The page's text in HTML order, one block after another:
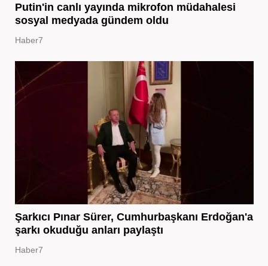
Putin'in canlı yayında mikrofon müdahalesi
sosyal medyada gündem oldu
Haber7
Şarkıcı Pınar Sürer, Cumhurbaşkanı Erdoğan'a
şarkı okuduğu anları paylaştı
Haber7